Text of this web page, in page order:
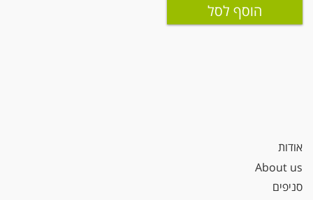
הוסף לסל
אודות
About us
סניפים